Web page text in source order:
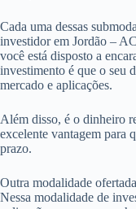
Cada uma dessas
investidor em Jordão –
você está disposto a
investimento é que o seu
mercado e aplicações.
Além disso, é o dinheiro
excelente vantagem para
prazo.
Outra modalidade
Nessa modalidade de